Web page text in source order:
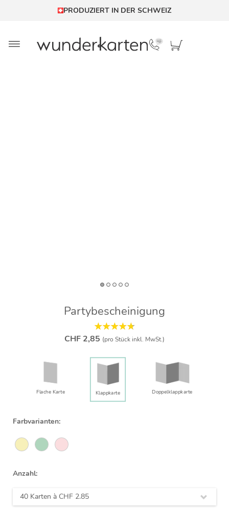
PRODUZIERT IN DER SCHWEIZ
Partybescheinigung
CHF 2,85 (pro Stück inkl. MwSt.)
Flache Karte Klappkarte Doppelklapp­karte
Farbvarianten:
Anzahl:
40 Karten à CHF 2.85